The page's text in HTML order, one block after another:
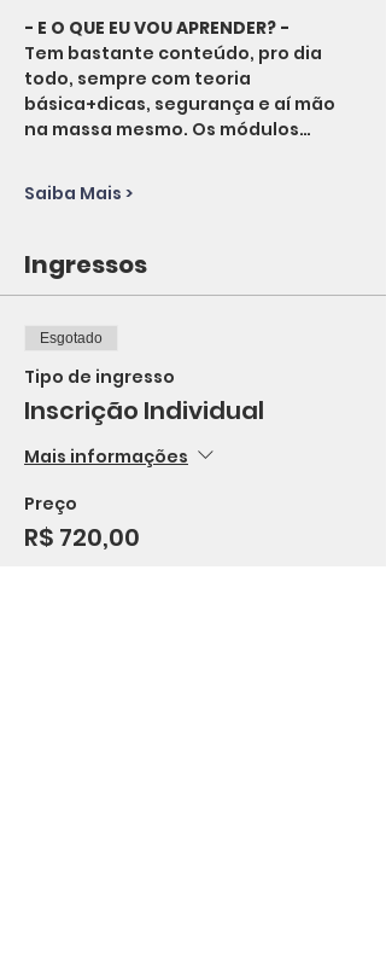
- E O QUE EU VOU APRENDER? -
Tem bastante conteúdo, pro dia
todo, sempre com teoria
básica+dicas, segurança e aí mão
na massa mesmo. Os módulos…
Saiba Mais >
Ingressos
Esgotado
Tipo de ingresso
Inscrição Individual
Mais informações
Preço
R$ 720,00